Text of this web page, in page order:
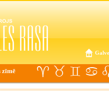
zīmē